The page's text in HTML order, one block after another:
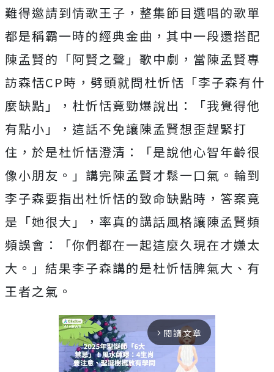
難得邀請到情歌王子， 整集節目選唱的歌單
都是稱霸一時的經典金曲， 其中一段還搭配
陳孟賢的「阿賢之聲」歌中劇，當陳孟賢專
訪森恬CP時，劈頭就問杜忻恬「李子森有什
麼缺點」，杜忻恬竟勁爆說出：
「我覺得他
有點小」，這話不免讓陳孟賢想歪趕緊打
住， 於是杜忻恬澄清：「是說他心智年齡很
像小朋友。」 講完陳孟賢才鬆一口氣。輪到
李子森要指出杜忻恬的致命缺點時， 答案竟
是「她很大」，率真的講話風格讓陳孟賢頻
頻誤會：「你們都在一起這麼久現在才嫌太
大。」 結果李子森講的是杜忻恬脾氣大、有
王者之氣。
arrow_forward_ios 閱讀文章